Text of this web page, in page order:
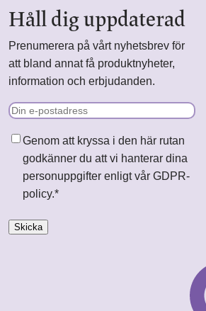
Håll dig uppdaterad
Prenumerera på vårt nyhetsbrev för
att bland annat få produktnyheter,
information och erbjudanden.
E-
Samtycke*
Genom att kryssa i den här rutan
godkänner du att vi hanterar dina
personuppgifter enligt vår GDPR-
policy.*
Skicka